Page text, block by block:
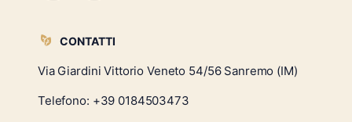
CONTATTI
Via Giardini Vittorio Veneto 54/56 Sanremo (IM)
Telefono: +39 0184503473